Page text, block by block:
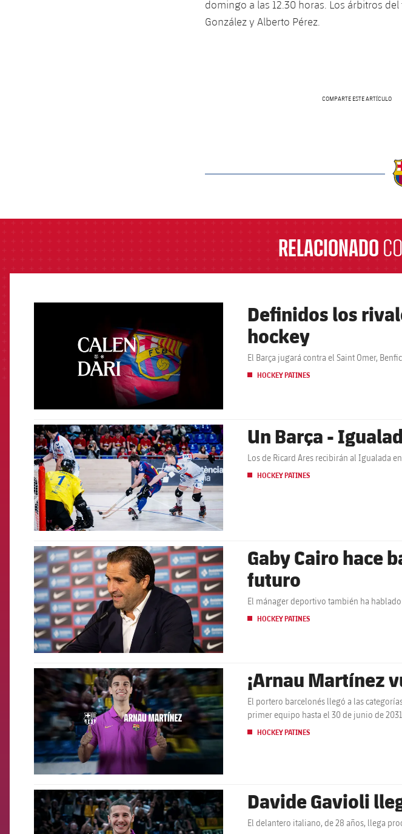
domingo a las 12.30 horas. Los árbitros
González y Alberto Pérez.
COMPARTE ESTE ARTÍCULO
RELACIONADO
Definidos los
hockey
El Barça jugará contra el Saint Omer,
HOCKEY PATINES
FCB Barcelona badge Un Barça -
Los de Ricard Ares recibirán al Igualada
HOCKEY PATINES
FCB Barcelona badge
Gaby Cairo hace
futuro
El mánager deportivo también ha
HOCKEY PATINES
FCB Barcelona badge ¡Arnau Martínez
El portero barcelonés llegó a las
primer equipo hasta el 30 de junio de 2031
HOCKEY PATINES
FCB Barcelona badge Davide Gavioli
El delantero italiano, de 28 años, llega